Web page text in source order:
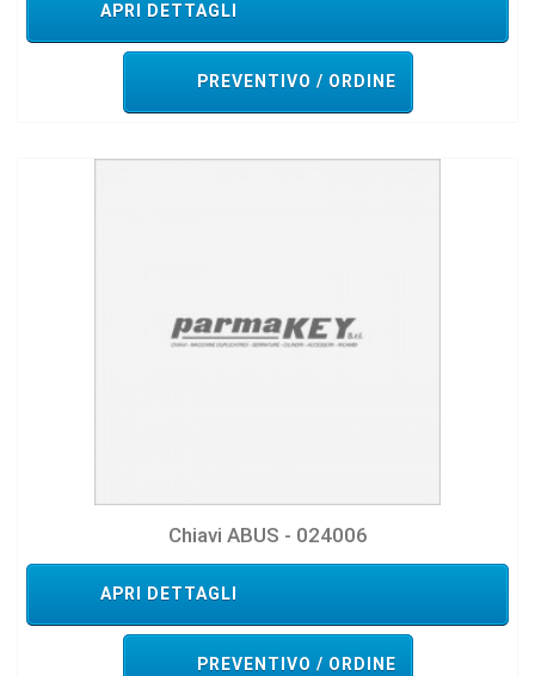
APRI DETTAGLI
PREVENTIVO / ORDINE
Chiavi ABUS - 024006
APRI DETTAGLI
PREVENTIVO / ORDINE